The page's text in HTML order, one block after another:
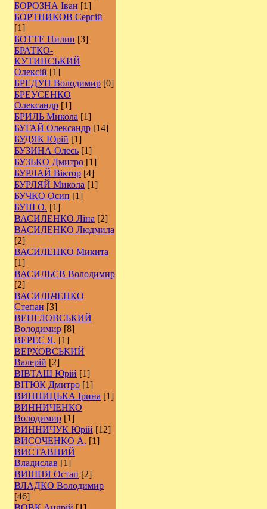
БОРОЗНА Іван [1]
БОРТНИКОВ Сергій
[1]
БОТТЕ Пилип [3]
БРАТКО-
КУТИНСЬКИЙ
Олексій [1]
БРЕДУН Володимир [0]
БРЕУСЕНКО
Олександр [1]
БРИЛЬ Микола [1]
БУГАЙ Олександр [14]
БУДЯК Юрій [1]
БУЗИНА Олесь [1]
БУЗЬКО Дмитро [1]
БУРЛАЙ Віктор [4]
БУРЛЯЙ Микола [1]
БУЧКО Осип [1]
БУШ О. [1]
ВАСИЛЕНКО Ліна [2]
ВАСИЛЕНКО Людмила
[2]
ВАСИЛЕНКО Микита
[1]
ВАСИЛЬЄВ Володимир
[2]
ВАСИЛЬЧЕНКО
Степан [3]
ВЕНГЛОВСЬКИЙ
Володимир [8]
ВЕРЕС Я. [1]
ВЕРХОВСЬКИЙ
Валерій [2]
ВІВТАШ Юрій [1]
ВІТЮК Дмитро [1]
ВИННИЦЬКА Ірина [1]
ВИННИЧЕНКО
Володимир [1]
ВИННИЧУК Юрій [12]
ВИСОЧЕНКО А. [1]
ВИСТАВНИЙ
Владислав [1]
ВИШНЯ Остап [2]
ВЛАДКО Володимир
[46]